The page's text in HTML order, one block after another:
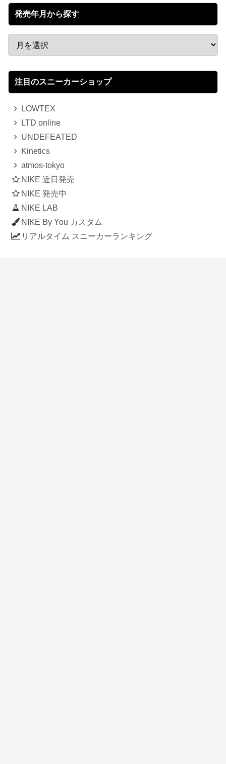
発売年月から探す
注目のスニーカーショップ
LOWTEX
LTD online
UNDEFEATED
Kinetics
atmos-tokyo
NIKE 近日発売
NIKE 発売中
NIKE LAB
NIKE By You カスタム
リアルタイム スニーカーランキング